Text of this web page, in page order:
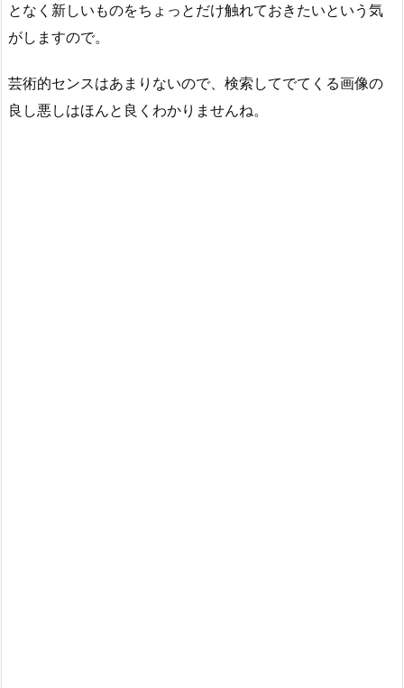
となく新しいものをちょっとだけ触れておきたいという気
がしますので。
芸術的センスはあまりないので、検索してでてくる画像の
良し悪しはほんと良くわかりませんね。